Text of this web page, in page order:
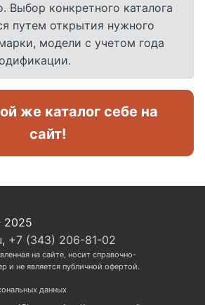
Выбор конкретного каталога
путем открытия нужного
модели с учетом года
же каталог себе на
сайт!
2025
, +7 (343) 206-81-02
на сайте, носит справочно-
и не является публичной офертой.
данных